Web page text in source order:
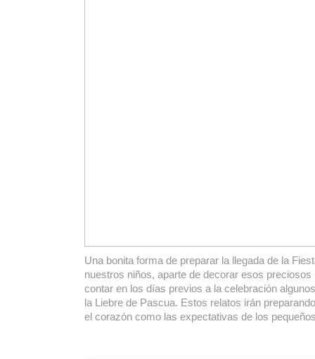
Una bonita forma de preparar la llegada de la
nuestros niños, aparte de decorar esos
contar en los días previos a la celebración
la Liebre de Pascua. Estos relatos irán
el corazón como las expectativas de los